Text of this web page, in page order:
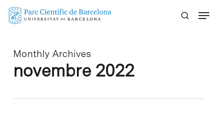
Skip
Monthly Archives
novembre 2022